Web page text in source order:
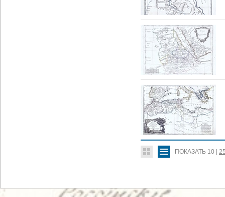
ПОКАЗАТЬ 10